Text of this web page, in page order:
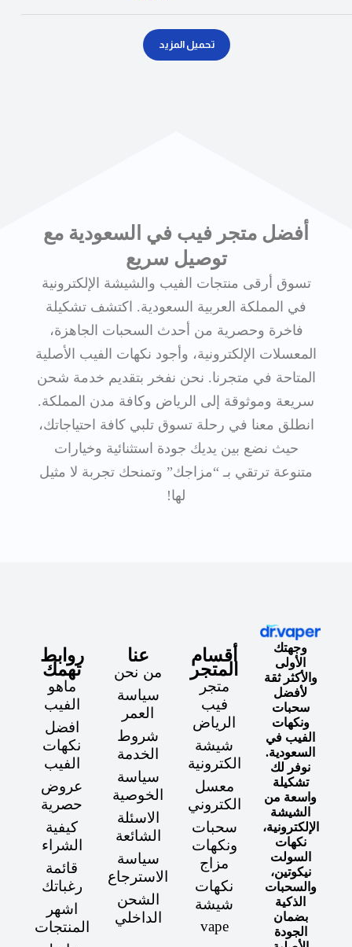
تحميل المزيد
أفضل متجر فيب في السعودية مع
توصيل سريع
تسوق أرقى منتجات الفيب والشيشة الإلكترونية
في المملكة العربية السعودية. اكتشف تشكيلة
فاخرة وحصرية من أحدث السحبات الجاهزة،
المعسلات الإلكترونية، وأجود نكهات الفيب الأصلية
المتاحة في متجرنا. نحن نفخر بتقديم خدمة شحن
سريعة وموثوقة إلى الرياض وكافة مدن المملكة.
انطلق معنا في رحلة تسوق تلبي كافة احتياجاتك،
حيث نضع بين يديك جودة استثنائية وخيارات
متنوعة ترتقي بـ “مزاجك” وتمنحك تجربة لا مثيل
لها!
وجهتك
الأولى
والأكثر ثقة
لأفضل
سحبات
ونكهات
الفيب في
السعودية.
نوفر لك
تشكيلة
واسعة من
الشيشة
الإلكترونية،
نكهات
السولت
نيكوتين،
والسحبات
الذكية
بضمان
الجودة
أقسام
المتجر
متجر
فيب
الرياض
شيشة
الكترونية
معسل
الكتروني
سحبات
ونكهات
مزاج
نكهات
شيشة
vape
عنا
من نحن
سياسة
العمر
شروط
الخدمة
سياسة
الخوصية
الاسئلة
الشائعة
سياسة
الاسترجاع
الشحن
الداخلي
روابط
تهمك
ماهو
الفيب
افضل
نكهات
الفيب
عروض
حصرية
كيفية
الشراء
قائمة
رغباتك
اشهر
المنتجات